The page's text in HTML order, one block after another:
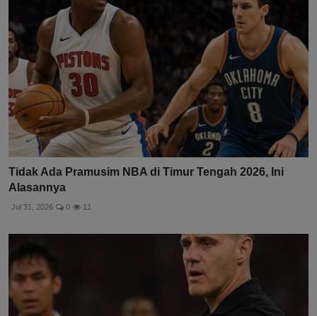
Tidak Ada Pramusim NBA di Timur Tengah 2026, Ini
Alasannya
Jul 31, 2026 0 11